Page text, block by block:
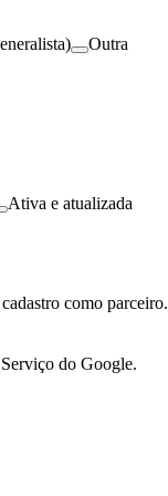
Outra
Ativa e atualizada
como parceiro.
do Google.